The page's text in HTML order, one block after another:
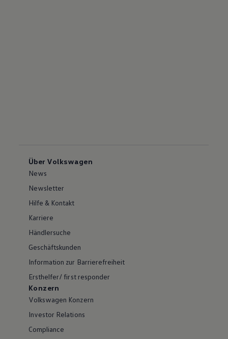
Über Volkswagen
News
Newsletter
Hilfe & Kontakt
Karriere
Händlersuche
Geschäftskunden
Information zur Barrierefreiheit
Ersthelfer/ first responder
Konzern
Volkswagen Konzern
Investor Relations
Compliance